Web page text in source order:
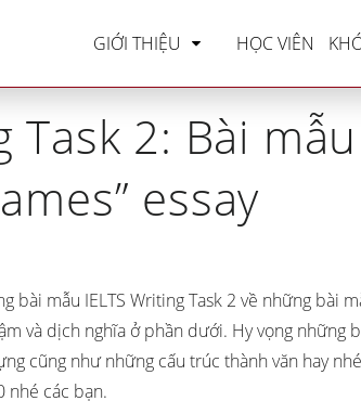
GIỚI THIỆU HỌC VIÊN
IELTS Writing»IELTS Writing Task 2:
Task 2: Bài
essay
mẫu IELTS Writing Task 2 về những bài
và dịch nghĩa ở phần dưới. Hy vọng những
cũng như những cấu trúc thành văn hay
nhé các bạn.